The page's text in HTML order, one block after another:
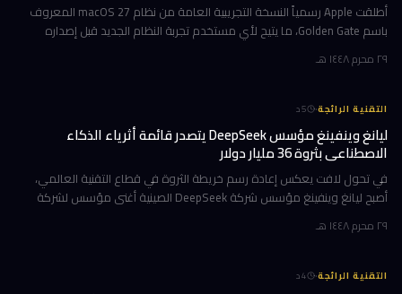
أطلقت Apple رسمياً النسخة التجريبية العامة من نظام macOS 27 المعروف
باسم Golden Gate، ما يتيح لأي مستخدم تجربة النظام الجديد قبل إصداره
٢٩ محرم ١٤٤٨ هـ
التقنية الرائجة·
5د
ليانغ وينفينغ مؤسس DeepSeek يتصدر قائمة أثرياء الذكاء
الاصطناعي بثروة 36 مليار دولار
في تحول لافت يعكس إعادة رسم خريطة الثروة في قطاع التقنية العالمي،
أصبح ليانغ وينفينغ مؤسس شركة DeepSeek الصينية أغنى مؤسس لشركة
٢٩ محرم ١٤٤٨ هـ
التقنية الرائجة·
4د